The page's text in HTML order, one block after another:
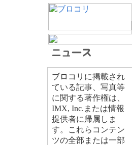
ブロコリに掲載され
ている記事、写真等
に関する著作権は、
IMX, Inc.または情報
提供者に帰属しま
す。これらコンテン
ツの全部または一部